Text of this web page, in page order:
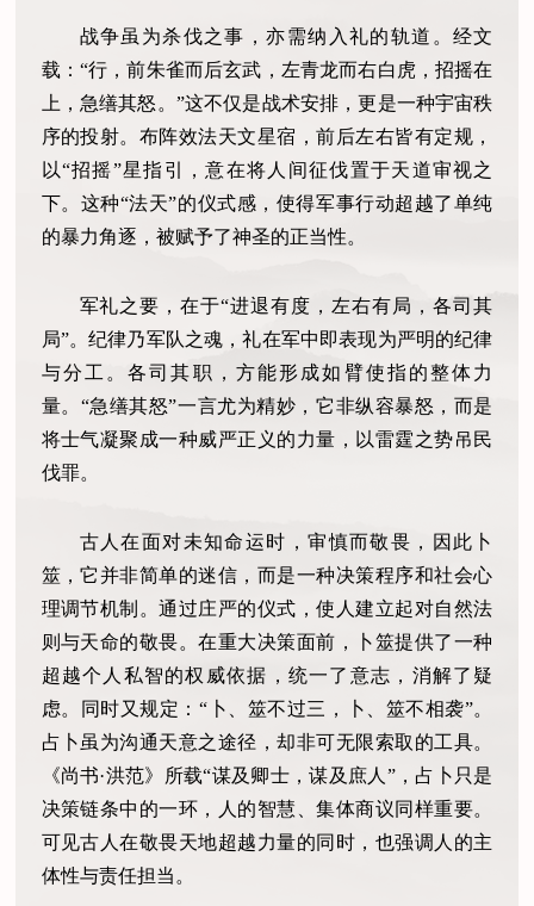
战争虽为杀伐之事，亦需纳入礼的轨道。经文
载：“行，前朱雀而后玄武，左青龙而右白虎，招摇在
上，急缮其怒。”这不仅是战术安排，更是一种宇宙秩
序的投射。布阵效法天文星宿，前后左右皆有定规，
以“招摇”星指引，意在将人间征伐置于天道审视之
下。这种“法天”的仪式感，使得军事行动超越了单纯
的暴力角逐，被赋予了神圣的正当性。
军礼之要，在于“进退有度，左右有局，各司其
局”。纪律乃军队之魂，礼在军中即表现为严明的纪律
与分工。各司其职，方能形成如臂使指的整体力
量。“急缮其怒”一言尤为精妙，它非纵容暴怒，而是
将士气凝聚成一种威严正义的力量，以雷霆之势吊民
伐罪。
古人在面对未知命运时，审慎而敬畏，因此卜
筮，它并非简单的迷信，而是一种决策程序和社会心
理调节机制。通过庄严的仪式，使人建立起对自然法
则与天命的敬畏。在重大决策面前，卜筮提供了一种
超越个人私智的权威依据，统一了意志，消解了疑
虑。同时又规定：“卜、筮不过三，卜、筮不相袭”。
占卜虽为沟通天意之途径，却非可无限索取的工具。
《尚书·洪范》所载“谋及卿士，谋及庶人”，占卜只是
决策链条中的一环，人的智慧、集体商议同样重要。
可见古人在敬畏天地超越力量的同时，也强调人的主
体性与责任担当。